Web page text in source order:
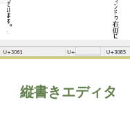
縦書きエディタ